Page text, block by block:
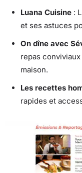
Luana Cuisine :
et ses astuces
On dîne avec
repas
maison.
Les recettes
rapides et